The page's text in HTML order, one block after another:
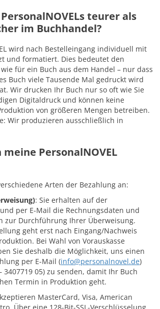
teurer als
im Buchhandel?
wird nach Bestelleingang individuell mit
und formatiert. Dies bedeutet den
für ein Buch aus dem Handel – nur dass
Buch viele Tausende Mal gedruckt wird
Wir drucken Ihr Buch nur so oft wie Sie
Digitaldruck und können keine
von größeren Mengen betreiben.
Wir produzieren ausschließlich in
PersonalNOVEL
Arten der Bezahlung an:
: Sie erhalten auf der
per E-Mail die Rechnungsdaten und
zur Durchführung Ihrer Überweisung.
geht erst nach Eingang/Nachweis
Bei Wahl von Vorauskasse
Sie deshalb die Möglichkeit, uns einen
per E-Mail (info@personalnovel.de)
3407719 05) zu senden, damit Ihr Buch
Termin in Produktion geht.
MasterCard, Visa, American